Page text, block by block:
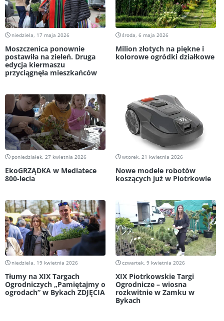
niedziela, 17 maja 2026
Moszczenica ponownie
postawiła na zieleń. Druga
edycja kiermaszu
przyciągnęła mieszkańców
środa, 6 maja 2026
Milion złotych na piękne i
kolorowe ogródki działkowe
poniedziałek, 27 kwietnia 2026
EkoGRZĄDKA w Mediatece
800-lecia
wtorek, 21 kwietnia 2026
Nowe modele robotów
koszących już w Piotrkowie
niedziela, 19 kwietnia 2026
Tłumy na XIX Targach
Ogrodniczych „Pamiętajmy o
ogrodach” w Bykach ZDJĘCIA
czwartek, 9 kwietnia 2026
XIX Piotrkowskie Targi
Ogrodnicze – wiosna
rozkwitnie w Zamku w
Bykach